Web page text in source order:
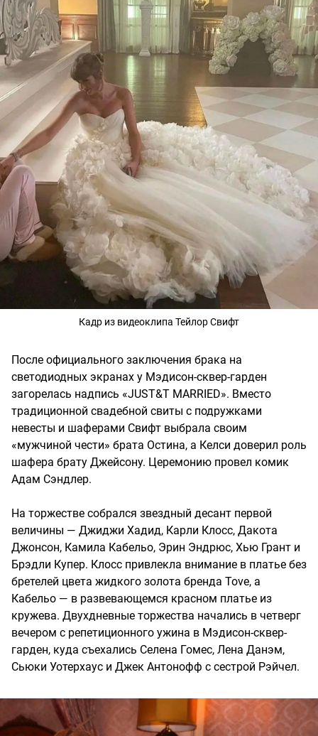
Кадр из видеоклипа Тейлор Свифт
После официального заключения брака на
светодиодных экранах у Мэдисон-сквер-гарден
загорелась надпись «JUST&T MARRIED». Вместо
традиционной свадебной свиты с подружками
невесты и шаферами Свифт выбрала своим
«мужчиной чести» брата Остина, а Келси доверил роль
шафера брату Джейсону. Церемонию провел комик
Адам Сэндлер.
На торжестве собрался звездный десант первой
величины — Джиджи Хадид, Карли Клосс, Дакота
Джонсон, Камила Кабельо, Эрин Эндрюс, Хью Грант и
Брэдли Купер. Клосс привлекла внимание в платье без
бретелей цвета жидкого золота бренда Tove, а
Кабельо — в развевающемся красном платье из
кружева. Двухдневные торжества начались в четверг
вечером с репетиционного ужина в Мэдисон-сквер-
гарден, куда съехались Селена Гомес, Лена Данэм,
Сьюки Уотерхаус и Джек Антонофф с сестрой Рэйчел.